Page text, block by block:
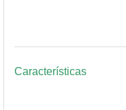
Características